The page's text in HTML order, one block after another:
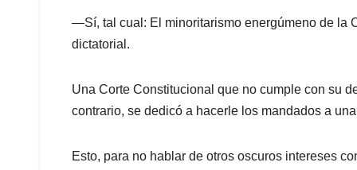
—Sí, tal cual: El minoritarismo energúmeno de la
dictatorial.
Una Corte Constitucional que no cumple con su
contrario, se dedicó a hacerle los mandados a
Esto, para no hablar de otros oscuros intereses